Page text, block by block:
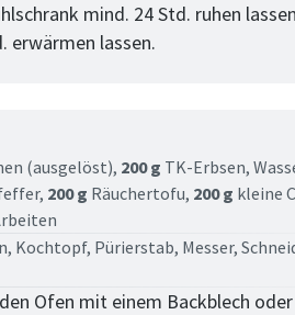
mind. 24 Std. ruhen
erwärmen lassen.
(ausgelöst), 200 g TK-Erbsen,
200 g Räuchertofu, 200 g kleine
Kochtopf, Pürierstab, Messer,
Ofen mit einem Backblech